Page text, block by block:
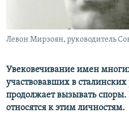
Левон Мирзоян, руководитель
Увековечивание имен
участвовавших в сталинских
продолжает вызывать
относятся к этим личностям.